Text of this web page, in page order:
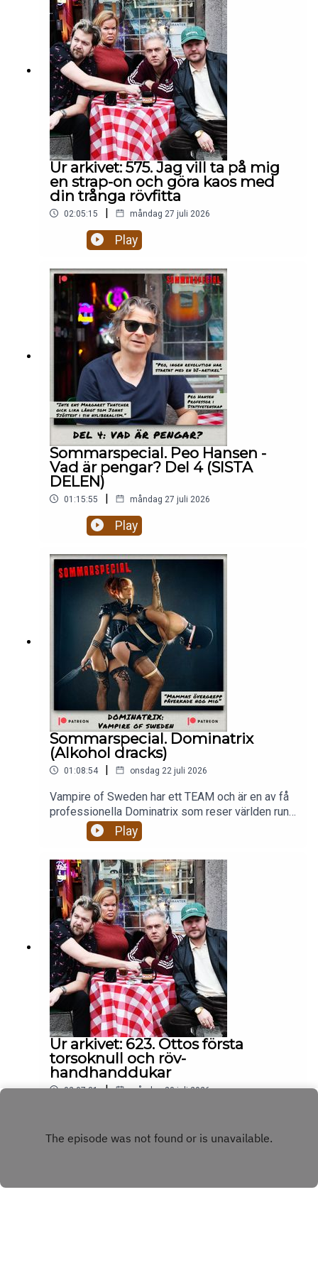
eftermiddagen:🥶 Är det rätt att bjuda in Mikael
Leijnegard i värmen igen? 👶 Ska man posta
bilder på döda foster på facebook? 👨‍⚖️ Är Daniels
Nanskogs försvarstal BRA eller lite
patetiskt? 🇬🇲 Mikael Fjelldal uppdaterar oss om
livet som särbo med sin pojkvän från Gambia som
flydde till Italien.Hela avsnittet på
patreon.com/gottsnack
Ur arkivet: 575. Jag vill ta på mig
en strap-on och göra kaos med
din trånga rövfitta
02:05:15 | måndag 27 juli 2026
Play
Sommarspecial. Peo Hansen -
Vad är pengar? Del 4 (SISTA
DELEN)
01:15:55 | måndag 27 juli 2026
Play
Sommarspecial. Dominatrix
(Alkohol dracks)
01:08:54 | onsdag 22 juli 2026
Vampire of Sweden har ett TEAM och är en av få
professionella Dominatrix som reser världen runt
och dominerar och förnedrar män. Hur ser hennes
arbete ut egentligen? Är hon någonsin rädd? Hur
mammas övergrepp påverkat hennes val av
arbete?
Play
Ur arkivet: 623. Ottos första
torsoknull och röv-
handhanddukar
02:07:31 | måndag 20 juli 2026